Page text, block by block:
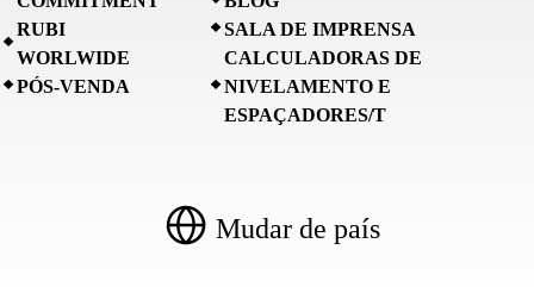
RUBI
WORLWIDE
PÓS-VENDA
SALA DE IMPRENSA
CALCULADORAS DE
NIVELAMENTO E
ESPAÇADORES/T
Mudar de país